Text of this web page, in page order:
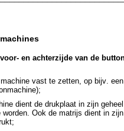
en achterzijde van de
vast te zetten, op bijv.
dient de drukplaat in zijn
Ook de matrijs dient in